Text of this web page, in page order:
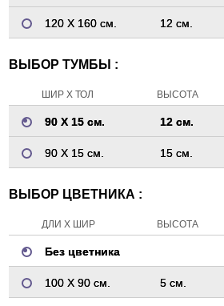
120 Х 160 см. 12 см.
ВЫБОР ТУМБЫ :
ШИР Х ТОЛ ВЫСОТА
90 Х 15 см. 12 см.
90 Х 15 см. 15 см.
ВЫБОР ЦВЕТНИКА :
ДЛИ Х ШИР ВЫСОТА
Без цветника
100 Х 90 см. 5 см.